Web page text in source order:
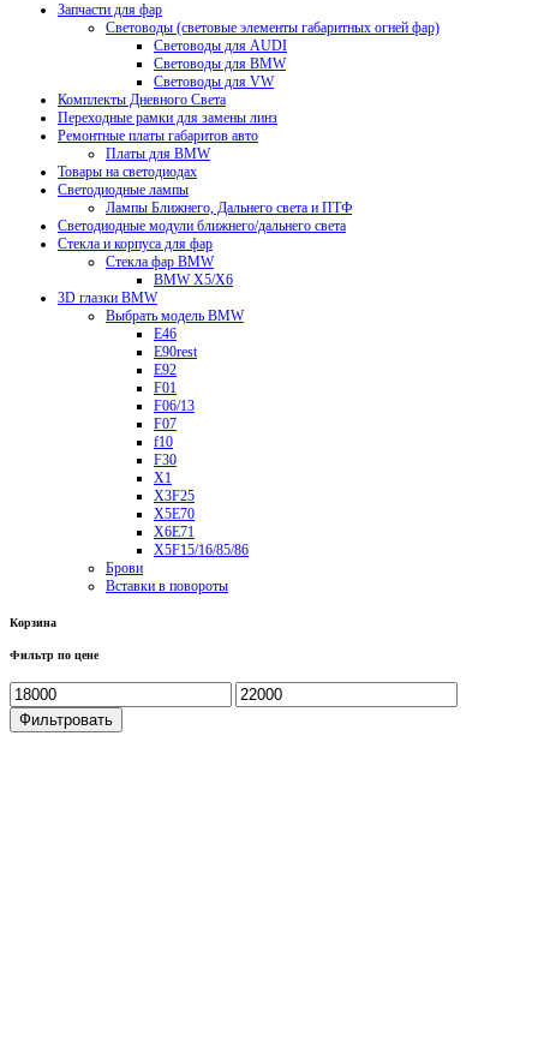
Запчасти для фар
Световоды (световые элементы габаритных огней фар)
Световоды для AUDI
Световоды для BMW
Световоды для VW
Комплекты Дневного Света
Переходные рамки для замены линз
Ремонтные платы габаритов авто
Платы для BMW
Товары на светодиодах
Светодиодные лампы
Лампы Ближнего, Дальнего света и ПТФ
Светодиодные модули ближнего/дальнего света
Стекла и корпуса для фар
Стекла фар BMW
BMW X5/X6
3D глазки BMW
Выбрать модель BMW
E46
E90rest
E92
F01
F06/13
F07
f10
F30
X1
X3F25
X5E70
X6E71
X5F15/16/85/86
Брови
Вставки в повороты
Корзина
Фильтр по цене
Фильтровать